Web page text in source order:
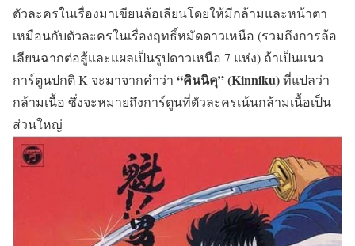
ตัวละครในเรื่องมาเขียนล้อเลียนโดยให้มีกล้ามและหน้าตา
เหมือนกับตัวละครในเรื่องฤทธิ์หมัดดาวเหนือ (รวมถึงการล้อ
เลียนฉากต่อสู้และแผลเป็นรูปดาวเหนือ 7 แห่ง) ถ้าเป็นแนว
การ์ตูนปกติ K จะมาจากคำว่า “คินนิคุ” (Kinniku)ที่แปลว่า
กล้ามเนื้อ ซึ่งจะหมายถึงการ์ตูนที่ตัวละครเน้นกล้ามเนื้อเป็น
ส่วนใหญ่